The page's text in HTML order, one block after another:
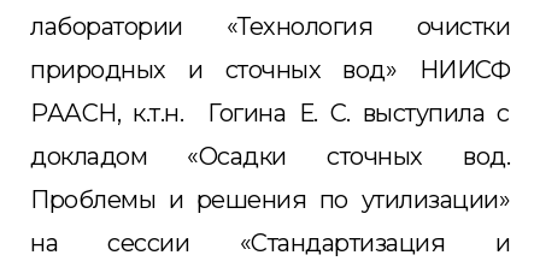
лаборатории «Технология очистки
природных и сточных вод» НИИСФ
РААСН, к.т.н. Гогина Е. С. выступила с
докладом «Осадки сточных вод.
Проблемы и решения по утилизации»
на сессии «Стандартизация и